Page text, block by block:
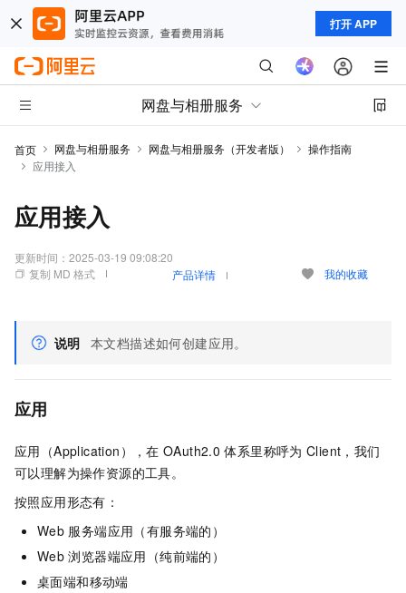
打开 APP
网盘与相册服务
首页 网盘与相册服务 网盘与相册服务（开发者版）
操作指南
应用接入
应用接入
更新时间： 2025-03-19 09:08:20
复制 MD 格式
产品详情 我的收藏
说明 本文档描述如何创建应用。
应用
应用（Application），在 OAuth2.0 体系里称呼为 Client，我们
可以理解为操作资源的工具。
按照应用形态有：
Web 服务端应用（有服务端的）
Web 浏览器端应用（纯前端的）
桌面端和移动端